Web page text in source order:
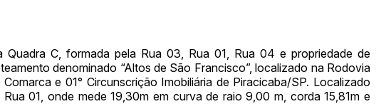
C, formada pela Rua 03, Rua 01, Rua 04 e propriedade de
denominado “Altos de São Francisco”, localizado na Rodovia
e 01° Circunscrição Imobiliária de Piracicaba/SP. Localizado
01, onde mede 19,30m em curva de raio 9,00 m, corda 15,81m e
efetuar lances ou propostas